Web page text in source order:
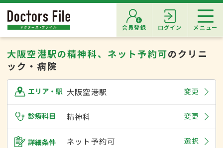
会員登録 ログイン メニュー
大阪空港駅の精神科、ネット予約可のクリニ
ック・病院
エリア・駅 大阪空港駅 変更
診療科目 精神科 変更
詳細条件 ネット予約可 選択